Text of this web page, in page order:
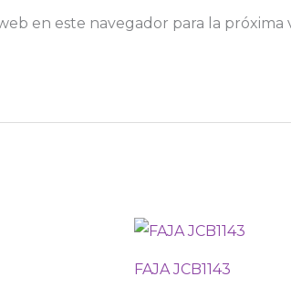
en este navegador para la
FAJA JCB1143